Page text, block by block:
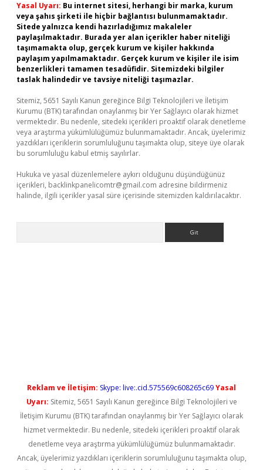
Yasal Uyarı: Bu internet sitesi, herhangi bir marka, kurum
veya şahıs şirketi ile hiçbir bağlantısı bulunmamaktadır.
Sitede yalnızca kendi hazırladığımız makaleler
paylaşılmaktadır. Burada yer alan içerikler haber niteliği
taşımamakta olup, gerçek kurum ve kişiler hakkında
paylaşım yapılmamaktadır. Gerçek kurum ve kişiler ile isim
benzerlikleri tamamen tesadüfidir. Sitemizdeki bilgiler
taslak halindedir ve tavsiye niteliği taşımazlar.
Sitemiz, 5651 Sayılı Kanun gereğince Bilgi Teknolojileri ve İletişim
Kurumu (BTK) tarafından onaylanmış bir Yer Sağlayıcı olarak hizmet
vermektedir. Bu nedenle, sitedeki içerikleri proaktif olarak denetleme
veya araştırma yükümlülüğümüz bulunmamaktadır. Ancak, üyelerimiz
yazdıkları içeriklerin sorumluluğunu taşımakta olup, siteye üye olarak
bu sorumluluğu kabul etmiş sayılırlar.
Hukuka ve yasal düzenlemelere aykırı olduğunu düşündüğünüz
içerikleri, backlinkpanelicomtr@gmail.com adresine bildirmeniz
halinde, ilgili içerikler yasal süre içerisinde sitemizden kaldırılacaktır.
Reklam ve İletişim: Skype: live:.cid.575569c608265c69Yasal
Uyarı: Sitemiz, 5651 Sayılı Kanun gereğince Bilgi Teknolojileri ve
İletişim Kurumu (BTK) tarafından onaylanmış bir Yer Sağlayıcı olarak
hizmet vermektedir. Bu nedenle, sitedeki içerikleri proaktif olarak
denetleme veya araştırma yükümlülüğümüz bulunmamaktadır.
Ancak, üyelerimiz yazdıkları içeriklerin sorumluluğunu taşımakta olup,